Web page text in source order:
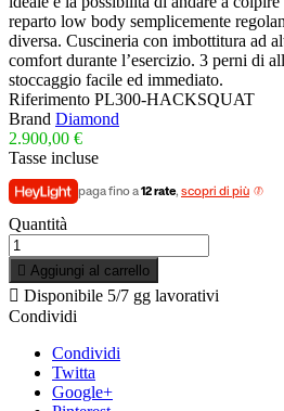
reparto low body semplicemente
diversa. Cuscineria con imbottitura ad
comfort durante l’esercizio. 3 perni di
stoccaggio facile ed immediato.
Riferimento PL300-HACKSQUAT
Brand Diamond
2.900,00 €
Tasse incluse
paga fino a12 rate, scopri di più
Quantità
 Aggiungi al carrello
 Disponibile 5/7 gg lavorativi
Condividi
Condividi
Twitta
Google+